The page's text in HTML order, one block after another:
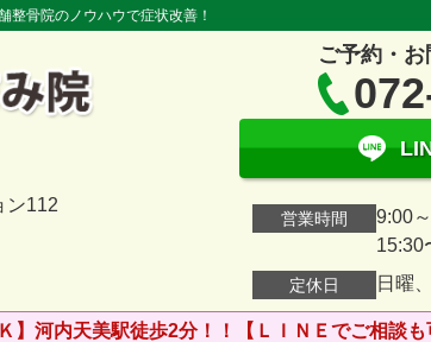
骨院のノウハウで症状改善！
ン112
ご予約・
営業時間
9:00
15:30
定休日 日曜
】河内天美駅徒歩2分！！【ＬＩＮＥでご相談